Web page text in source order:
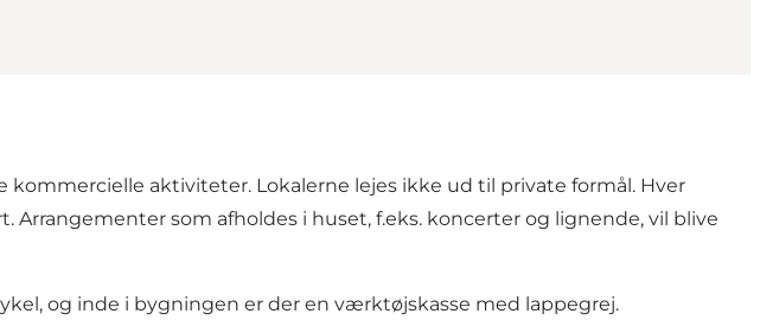
aktiviteter. Lokalerne lejes ikke ud til private formål. Hver
som afholdes i huset, f.eks. koncerter og lignende, vil blive
og inde i bygningen er der en værktøjskasse med lappegrej.